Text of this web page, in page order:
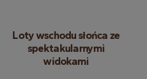
Loty wschodu słońca ze
spektakularnymi
widokami